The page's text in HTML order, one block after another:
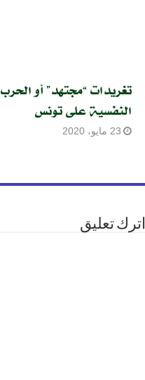
تغريدات “مجتهد” أو الحرب
النفسية على تونس
23 مايو، 2020
اترك تعليق